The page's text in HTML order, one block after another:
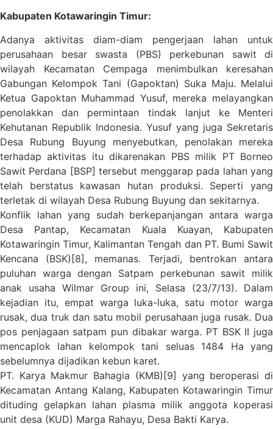
Kabupaten Kotawaringin Timur:
Adanya aktivitas diam-diam pengerjaan lahan untuk
perusahaan besar swasta (PBS) perkebunan sawit di
wilayah Kecamatan Cempaga menimbulkan keresahan
Gabungan Kelompok Tani (Gapoktan) Suka Maju. Melalui
Ketua Gapoktan Muhammad Yusuf, mereka melayangkan
penolakkan dan permintaan tindak lanjut ke Menteri
Kehutanan Republik Indonesia. Yusuf yang juga Sekretaris
Desa Rubung Buyung menyebutkan, penolakan mereka
terhadap aktivitas itu dikarenakan PBS milik PT Borneo
Sawit Perdana [BSP] tersebut menggarap pada lahan yang
telah berstatus kawasan hutan produksi. Seperti yang
terletak di wilayah Desa Rubung Buyung dan sekitarnya.
Konflik lahan yang sudah berkepanjangan antara warga
Desa Pantap, Kecamatan Kuala Kuayan, Kabupaten
Kotawaringin Timur, Kalimantan Tengah dan PT. Bumi Sawit
Kencana (BSK)[8], memanas. Terjadi, bentrokan antara
puluhan warga dengan Satpam perkebunan sawit milik
anak usaha Wilmar Group ini, Selasa (23/7/13). Dalam
kejadian itu, empat warga luka-luka, satu motor warga
rusak, dua truk dan satu mobil perusahaan juga rusak. Dua
pos penjagaan satpam pun dibakar warga. PT BSK II juga
mencaplok lahan kelompok tani seluas 1484 Ha yang
sebelumnya dijadikan kebun karet.
PT. Karya Makmur Bahagia (KMB)[9] yang beroperasi di
Kecamatan Antang Kalang, Kabupaten Kotawaringin Timur
dituding gelapkan lahan plasma milik anggota koperasi
unit desa (KUD) Marga Rahayu, Desa Bakti Karya.